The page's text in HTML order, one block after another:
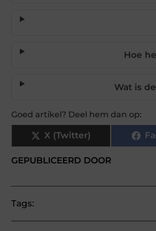
Hoe
Wat is
Goed artikel? Deel hem dan op:
X (Twitter)
GEPUBLICEERD DOOR
Tags: